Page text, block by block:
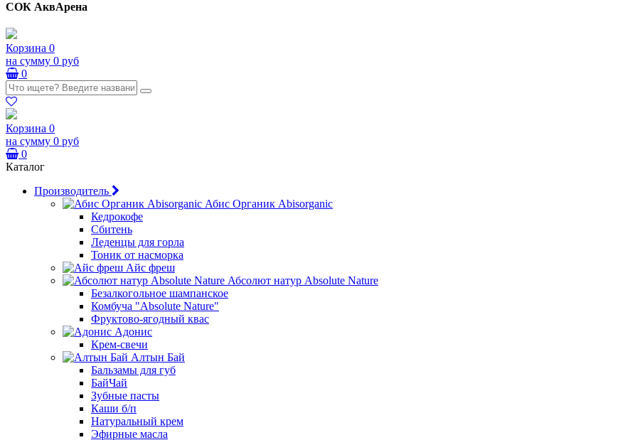
СОК АквАрена
Корзина 0
на сумму 0 руб
0
Корзина 0
на сумму 0 руб
0
Каталог
Производитель
Абис Органик Abisorganic
Кедрокофе
Сбитень
Леденцы для горла
Тоник от насморка
Айс фреш
Абсолют натур Absolute Nature
Безалкогольное шампанское
Комбуча "Absolute Nature"
Фруктово-ягодный квас
Адонис
Крем-свечи
Алтын Бай
Бальзамы для губ
БайЧай
Зубные пасты
Каши б/п
Натуральный крем
Эфирные масла